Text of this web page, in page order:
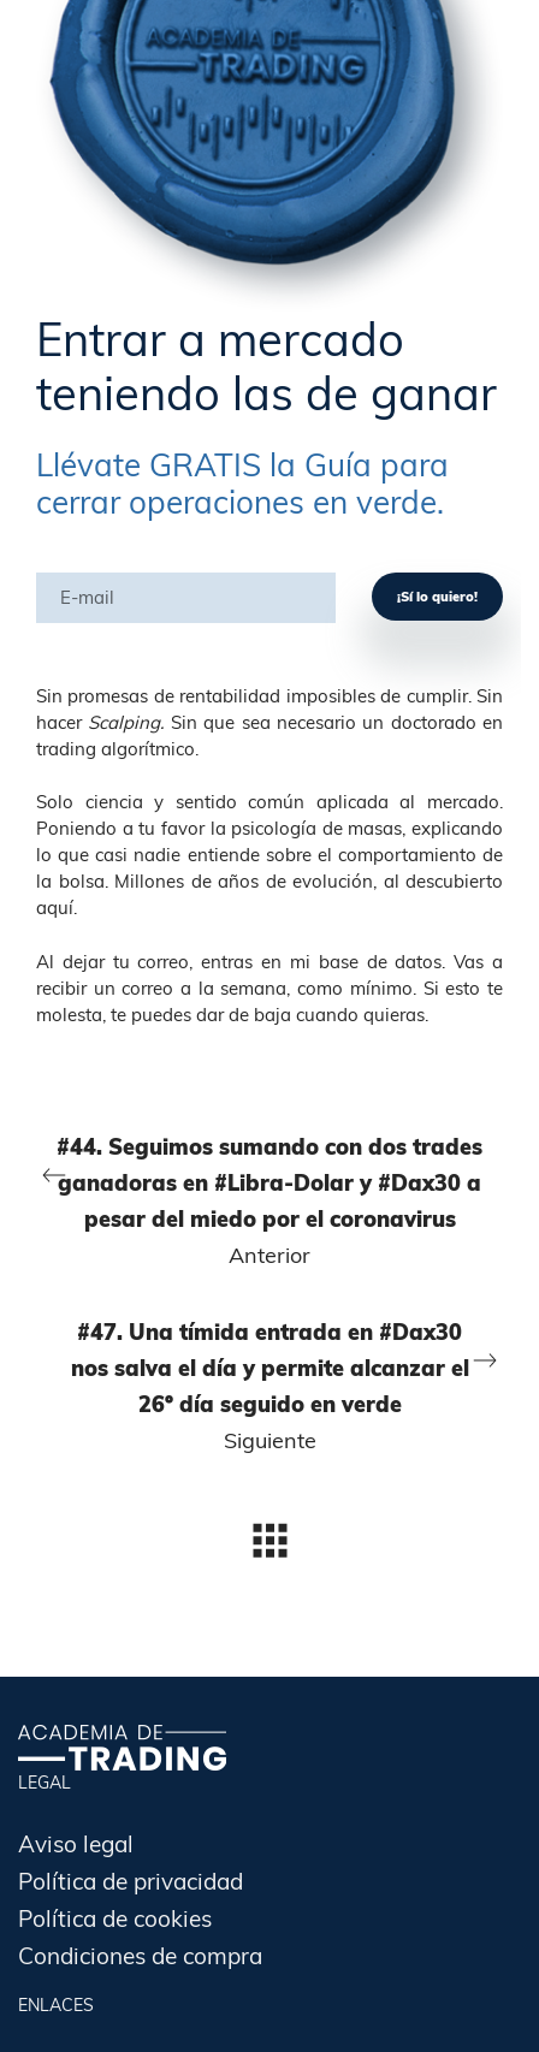
Entrar a mercado
teniendo las de ganar
Llévate GRATIS la Guía para
cerrar operaciones en verde.
Sin promesas de rentabilidad imposibles de cumplir. Sin
hacer Scalping. Sin que sea necesario un doctorado en
trading algorítmico.
Solo ciencia y sentido común aplicada al mercado.
Poniendo a tu favor la psicología de masas, explicando
lo que casi nadie entiende sobre el comportamiento de
la bolsa. Millones de años de evolución, al descubierto
aquí.
Al dejar tu correo, entras en mi base de datos. Vas a
recibir un correo a la semana, como mínimo. Si esto te
molesta, te puedes dar de baja cuando quieras.
#44. Seguimos sumando con dos trades
ganadoras en #Libra-Dolar y #Dax30 a
pesar del miedo por el coronavirus
Anterior
#47. Una tímida entrada en #Dax30
nos salva el día y permite alcanzar el
26º día seguido en verde
Siguiente
LEGAL
Aviso legal
Política de privacidad
Política de cookies
Condiciones de compra
ENLACES